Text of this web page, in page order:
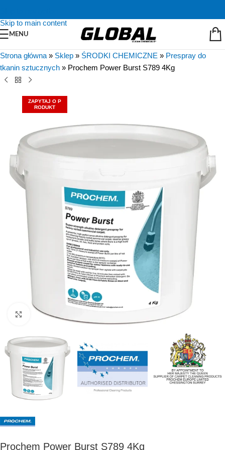
Skip to main content
MENU
Strona główna » Sklep » ŚRODKI CHEMICZNE » Prespray do
tkanin sztucznych » Prochem Power Burst S789 4Kg
ZAPYTAJ O P
RODUKT
Kliknij, aby powiększyć
Prochem Power Burst S789 4Kg